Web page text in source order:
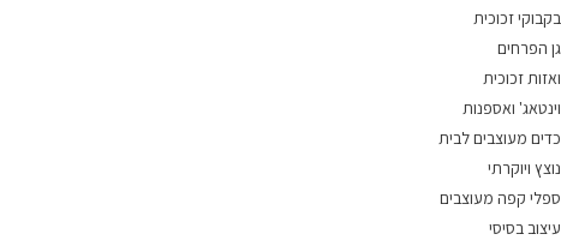
בקבוקי זכוכית
גן הפרחים
ואזות זכוכית
וינטאג' ואספנות
כדים מעוצבים לבית
נוצץ ויוקרתי
ספלי קפה מעוצבים
עיצוב בסיסי